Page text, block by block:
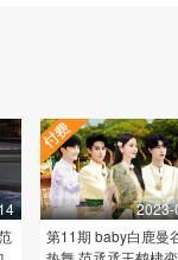
2023-
第11期 baby白鹿曼